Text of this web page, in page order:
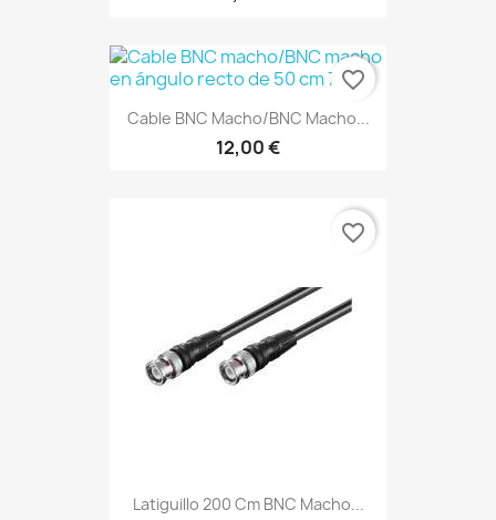
Cable BNC Macho/BNC Macho...
12,00 €
favorite_border
Latiguillo 200 Cm BNC Macho...
favorite_border